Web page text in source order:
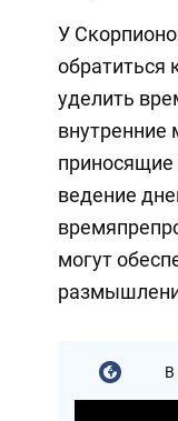
У
обратиться
уделить
внутренние
приносящие
ведение
могут